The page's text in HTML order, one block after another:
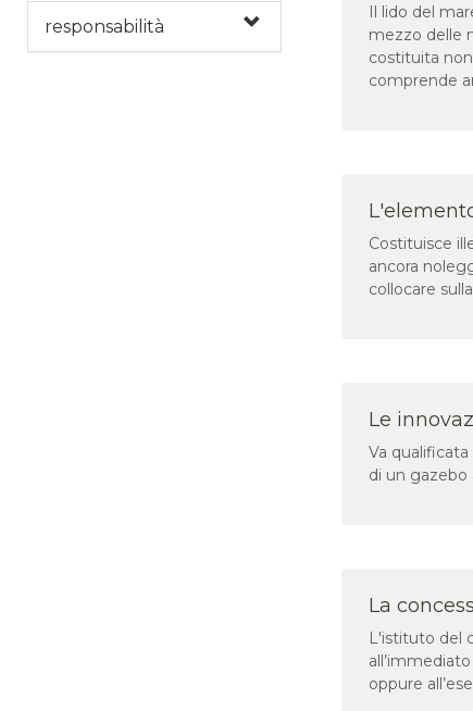
Il lido del
mezzo delle
costituita
comprende
Costituisce
ancora
collocare
Le
Va qualificata
di un gazebo
La
L'istituto del
oppure
responsabilità